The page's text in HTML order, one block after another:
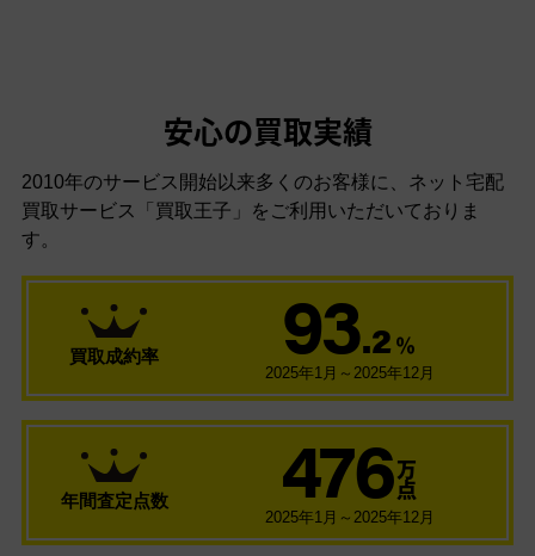
安心の買取実績
2010年のサービス開始以来多くのお客様に、 ネット宅配
買取サービス「買取王子」をご利用いただいておりま
す。
買取成約率 93.2 ％
2025年1月～2025年12月
年間査定点数 476 万
点
2025年1月～2025年12月